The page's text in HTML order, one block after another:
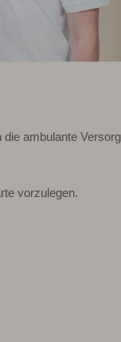
ambulante
vorzulegen.